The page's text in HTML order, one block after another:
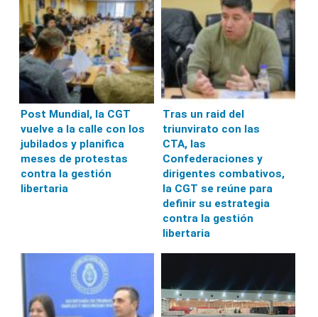
Post Mundial, la CGT
vuelve a la calle con los
jubilados y planifica
meses de protestas
contra la gestión
libertaria
Tras un raid del
triunvirato con las
CTA, las
Confederaciones y
dirigentes combativos,
la CGT se reúne para
definir su estrategia
contra la gestión
libertaria